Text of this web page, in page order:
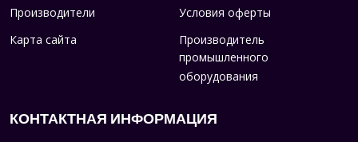
Производители
Условия оферты
Карта сайта
Производитель
промышленного
оборудования
КОНТАКТНАЯ ИНФОРМАЦИЯ